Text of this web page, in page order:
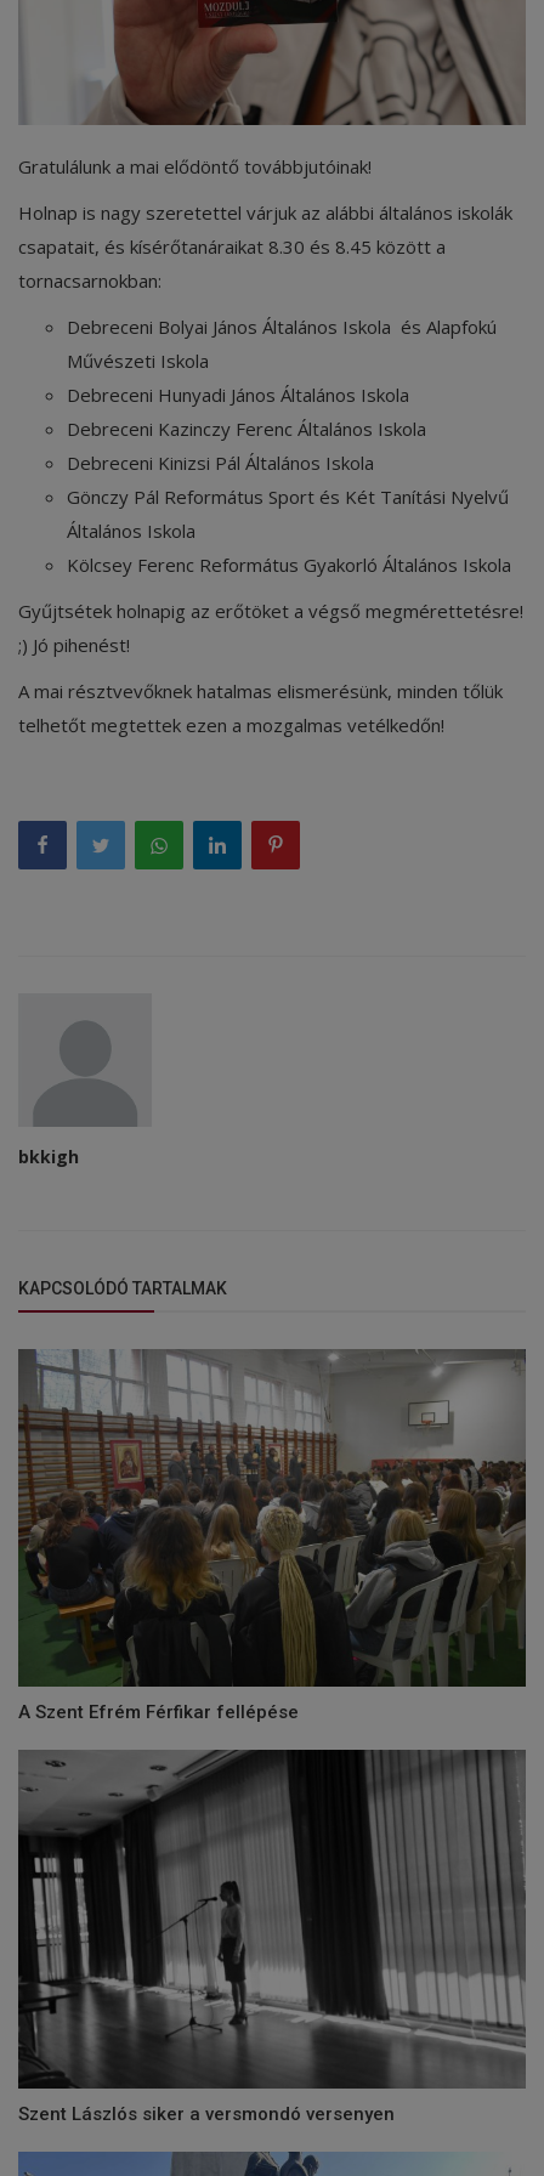
Képzéseink
Pályázatok
Dokumentumok
Menza
OM azonosító:203167 Tel.:(52)
411 674 E-
mail:szentlaszlodebrecen@gmail.c
om Cím:Debrecen, Thomas Mann
utca 16.
E-Napló
Gratulálunk a mai elődöntő továbbjutóinak!
Holnap is nagy szeretettel várjuk az alábbi általános iskolák
csapatait, és kísérőtanáraikat 8.30 és 8.45 között a
tornacsarnokban:
Debreceni Bolyai János Általános Iskola és Alapfokú
Művészeti Iskola
Debreceni Hunyadi János Általános Iskola
Debreceni Kazinczy Ferenc Általános Iskola
Debreceni Kinizsi Pál Általános Iskola
Gönczy Pál Református Sport és Két Tanítási Nyelvű
Általános Iskola
Kölcsey Ferenc Református Gyakorló Általános Iskola
Gyűjtsétek holnapig az erőtöket a végső megmérettetésre!
;) Jó pihenést!
A mai résztvevőknek hatalmas elismerésünk, minden tőlük
telhetőt megtettek ezen a mozgalmas vetélkedőn!
bkkigh
KAPCSOLÓDÓ TARTALMAK
A Szent Efrém Férfikar fellépése
Szent Lászlós siker a versmondó versenyen